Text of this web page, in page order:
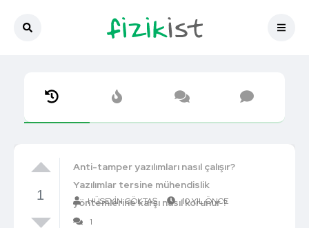
1
Anti-tamper yazılımları nasıl çalışır?
Yazılımlar tersine mühendislik
yöntemlerine karşı nasıl korunur ?
HÜSEYIN GÖKTAŞ
10 YIL ÖNCE
1